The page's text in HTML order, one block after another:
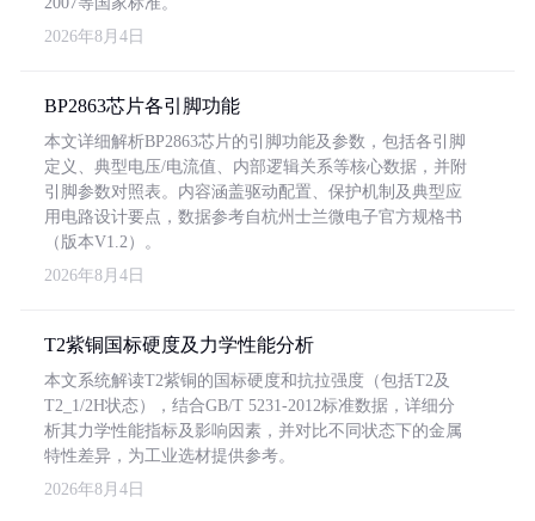
2026年8月4日
BP2863芯片各引脚功能
本文详细解析BP2863芯片的引脚功能及参数，包括各引脚
定义、典型电压/电流值、内部逻辑关系等核心数据，并附
引脚参数对照表。内容涵盖驱动配置、保护机制及典型应
用电路设计要点，数据参考自杭州士兰微电子官方规格书
（版本V1.2）。
2026年8月4日
T2紫铜国标硬度及力学性能分析
本文系统解读T2紫铜的国标硬度和抗拉强度（包括T2及
T2_1/2H状态），结合GB/T 5231-2012标准数据，详细分
析其力学性能指标及影响因素，并对比不同状态下的金属
特性差异，为工业选材提供参考。
2026年8月4日